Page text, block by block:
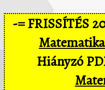
-= FRISSÍTÉS
Hiányzó